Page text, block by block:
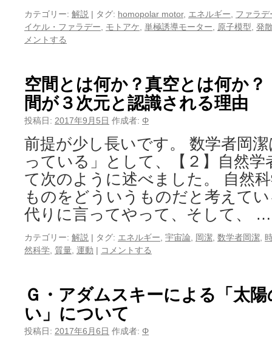
カテゴリー: 解説 | タグ: homopolar motor, エネルギー
ファラ
イケル・ファラデー
モトアケ 単極誘導モーター 原子模型 発
メントする
空間とは何か？真空とは何か
間が３次元と認識される理由
投稿日: 2017年9月5日 作成者: Φ
前提が少し長いです。 数学者岡
っている」として、【２】自然
て次のように述べました。 自然
ものをどういうものだと考えて
代りに言ってやって、そして、
カテゴリー: 解説 | タグ: エネルギー 宇宙論 岡潔 数学者岡潔
然科学 質量 運動 | コメントする
Ｇ・アダムスキーによる「太
い」について
投稿日: 2017年6月6日 作成者: Φ